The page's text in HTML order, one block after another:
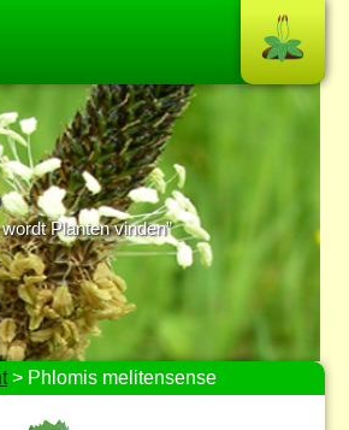
Planten vinden”
> Phlomis melitensense